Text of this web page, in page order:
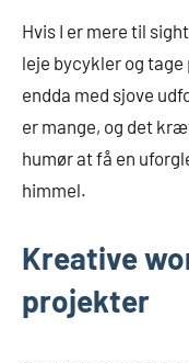
Hvis I er mere til
leje bycykler og tage
endda med sjove
er mange, og det
humør at få en
himmel.
Kreative
projekter